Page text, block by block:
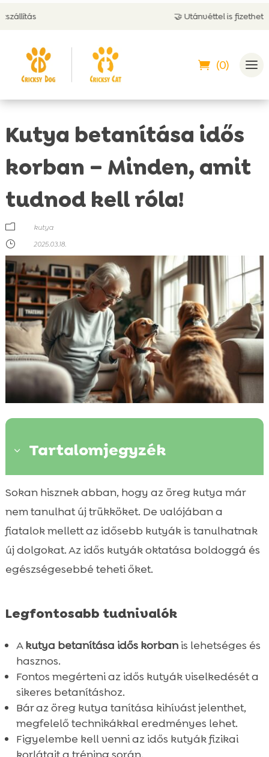
🤝 Utánvéttel is fizethetsz
(0)
Kutya betanítása idős
korban – Minden, amit
tudnod kell róla!
m
kutya
}
2025.03.18.
3 Tartalomjegyzék
 Miért fontos a kutya betanítása idős
korban?
Az idős kutyák viselkedésének megértése
Hogyan kezdjük el az idős kutya
betanítását?
Idős kutya oktatási technikák
figyelembevétele
 Étkezési szokások és egészséges
táplálkozás
CricksyDog tápok és kiegészítők idős
kutyáknak
Az idős kutyák szellemi egészségének
támogatása
 Rendszeres állatorvosi ellenőrzés
Sokan hisznek abban, hogy az öreg kutya már
nem tanulhat új trükköket. De valójában a
fiatalok mellett az idősebb kutyák is tanulhatnak
új dolgokat. Az idős kutyák oktatása boldoggá és
egészségesebbé teheti őket.
Legfontosabb tudnivalók
Akutya betanítása idős korbanis lehetséges és
hasznos.
Fontos megérteni az idős kutyák viselkedését a
sikeres betanításhoz.
Bár az öreg kutya tanítása kihívást jelenthet,
megfelelő technikákkal eredményes lehet.
Figyelembe kell venni az idős kutyák fizikai